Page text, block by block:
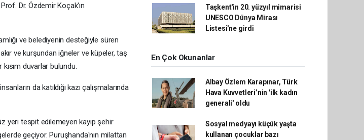
Dr. Özdemir Koçak'ın
ve belediyenin desteğiyle süren
ve kurşundan iğneler ve küpeler, taş
duvarlar bulundu.
da katıldığı kazı çalışmalarında
yeri tespit edilemeyen kayıp şehir
geçiyor. Puruşhanda'nın milattan
Taşkent'in 20. yüzyıl mimarisi
UNESCO Dünya Mirası
Listesi'ne girdi
En Çok Okunanlar
Albay Özlem Karapınar, Türk
Hava Kuvvetleri’nin 'ilk kadın
generali' oldu
Sosyal medyayı küçük yaşta
kullanan çocuklar bazı